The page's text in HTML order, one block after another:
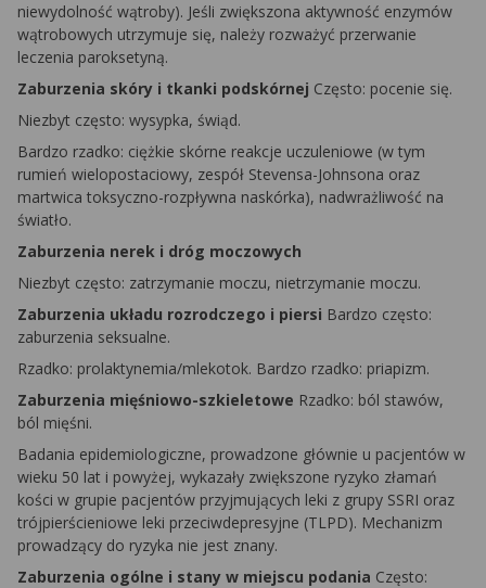
niewydolność wątroby). Jeśli zwiększona aktywność enzymów
wątrobowych utrzymuje się, należy rozważyć przerwanie
leczenia paroksetyną.
Zaburzenia skóry i tkanki podskórnej Często: pocenie się.
Niezbyt często: wysypka, świąd.
Bardzo rzadko: ciężkie skórne reakcje uczuleniowe (w tym
rumień wielopostaciowy, zespół Stevensa-Johnsona oraz
martwica toksyczno-rozpływna naskórka), nadwrażliwość na
światło.
Zaburzenia nerek i dróg moczowych
Niezbyt często: zatrzymanie moczu, nietrzymanie moczu.
Zaburzenia układu rozrodczego i piersi Bardzo często:
zaburzenia seksualne.
Rzadko: prolaktynemia/mlekotok. Bardzo rzadko: priapizm.
Zaburzenia mięśniowo-szkieletowe Rzadko: ból stawów,
ból mięśni.
Badania epidemiologiczne, prowadzone głównie u pacjentów w
wieku 50 lat i powyżej, wykazały zwiększone ryzyko złamań
kości w grupie pacjentów przyjmujących leki z grupy SSRI oraz
trójpierścieniowe leki przeciwdepresyjne (TLPD). Mechanizm
prowadzący do ryzyka nie jest znany.
Zaburzenia ogólne i stany w miejscu podania Często: